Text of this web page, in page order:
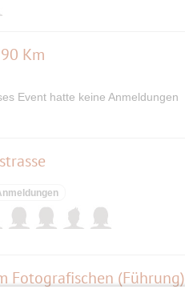
Km
Event hatte keine Anmeldungen
Fotografischen (Führung)